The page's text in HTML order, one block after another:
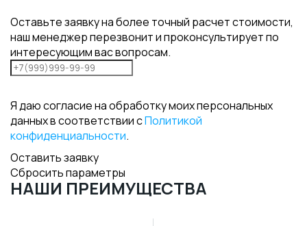
Оставьте заявку на более точный расчет стоимости,
наш менеджер перезвонит и проконсультирует по
интересующим вас вопросам.
Я даю согласие на обработку моих персональных
данных в соответствии сПолитикой
конфиденциальности.
Оставить заявку
Сбросить параметры
НАШИ ПРЕИМУЩЕСТВА